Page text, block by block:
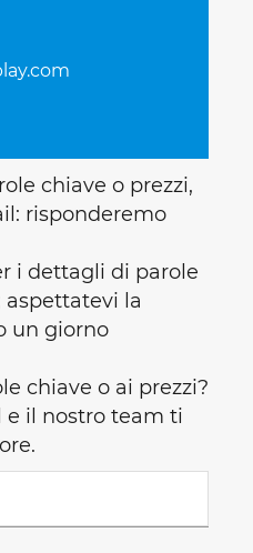
chiave o prezzi,
risponderemo
i dettagli di parole
aspettatevi la
un giorno
chiave o ai prezzi?
e il nostro team ti